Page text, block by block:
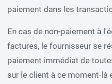
paiement dans les
En cas de non-paiement à
factures, le fournisseur se
paiement immédiat de
sur le client à ce moment-là